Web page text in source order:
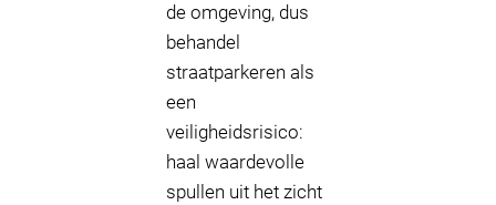
de omgeving, dus
behandel
straatparkeren als
een
veiligheidsrisico:
haal waardevolle
spullen uit het zicht